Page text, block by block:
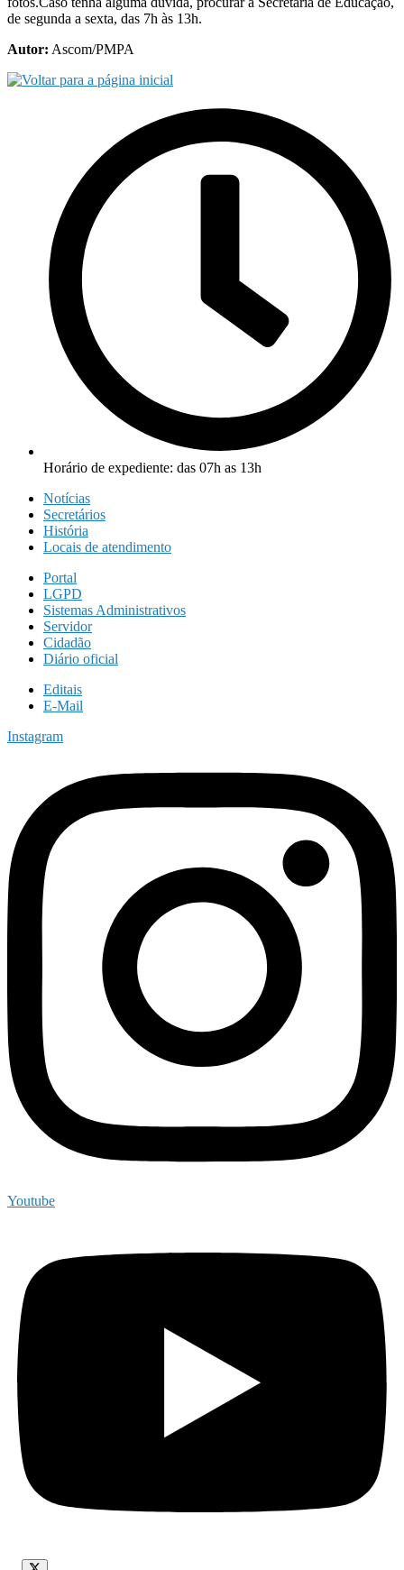
de segunda a sexta, das 7h às 13h.
Autor: Ascom/PMPA
Horário de expediente: das 07h as 13h
Notícias
Secretários
História
Locais de atendimento
Portal
LGPD
Sistemas Administrativos
Servidor
Cidadão
Diário oficial
Editais
E-Mail
Instagram
Youtube